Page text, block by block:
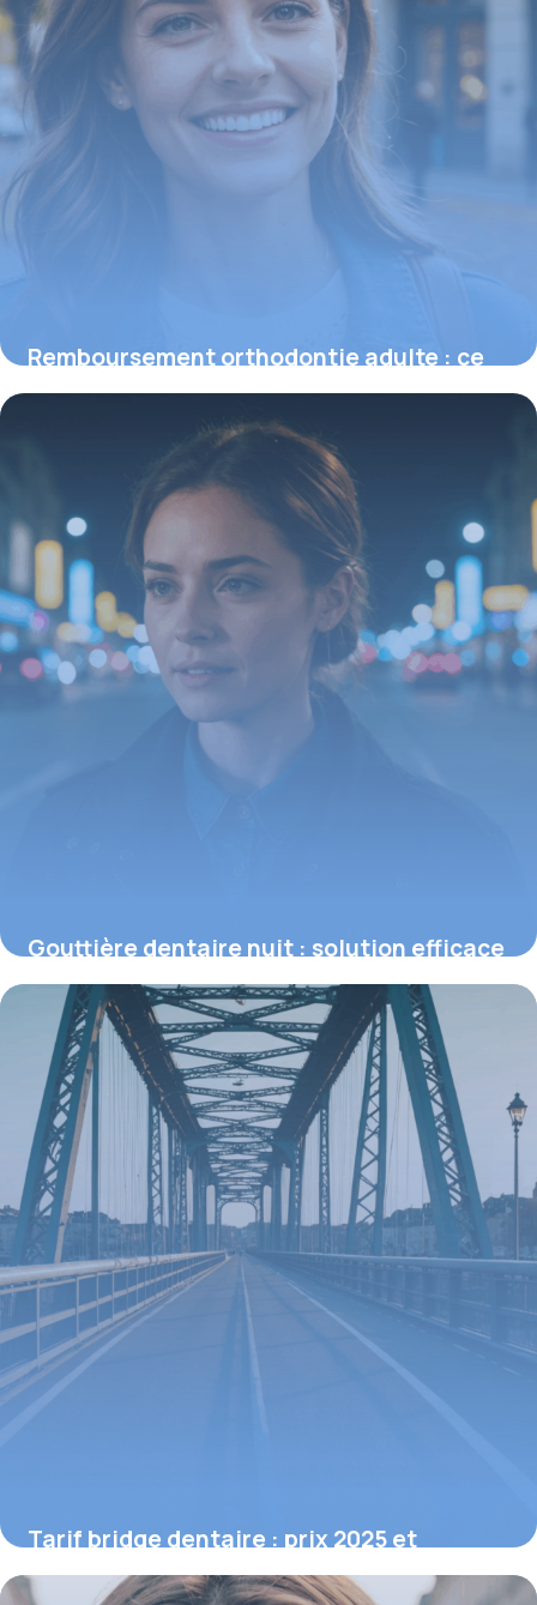
Remboursement orthodontie adulte : ce
que vous devez savoir sur l’indemnisation
Gouttière dentaire nuit : solution efficace
contre le bruxisme et ses impacts
15 juin 2026
Tarif bridge dentaire : prix 2025 et
conseils pour choisir